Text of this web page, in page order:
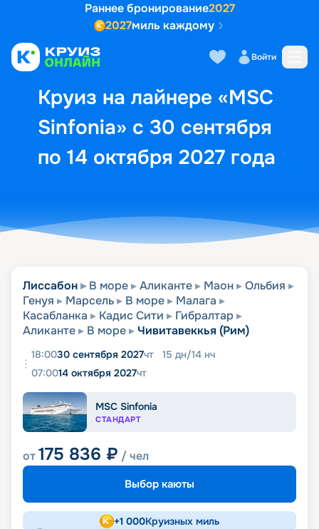
Раннее бронирование2027
2027миль каждому
Войти
Круиз на лайнере «MSC
Sinfonia» с 30 сентября
по 14 октября 2027 года
Выбор кают Маршрут и
Лиссабон В море Аликанте Маон
Ольбия
Генуя
Марсель В море
Малага
Касабланка
Кадис Сити
Гибралтар
Аликанте
В море Чивитавеккья (Рим)
18:0030 сентября 2027чт 15 дн/14 нч
07:0014 октября 2027чт
MSC Sinfonia
СТАНДАРТ
от175 836 ₽ / чел
Выбор каюты
+1 000Круизных миль